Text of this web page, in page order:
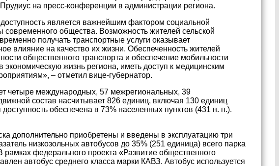
на пресс-конференции в администрации региона.
является важнейшим фактором социальной
современного общества. Возможность жителей сельской
получать транспортные услуги оказывает
влияние на качество их жизни. Обеспеченность жителей
общественного транспорта и обеспечение мобильности
экономическую жизнь региона, иметь доступ к медицинским
– отметил вице-губернатор.
четыре международных, 57 межрегиональных, 39
состав насчитывает 826 единиц, включая 130 единиц
обеспечена в 73% населенных пунктов (431 н. п.).
дополнительно приобретены и введены в эксплуатацию три
низкозольных автобусов до 35% (251 единица) всего парка
федерального проекта «Развитие общественного
автобус среднего класса марки КАВЗ. Автобус используется